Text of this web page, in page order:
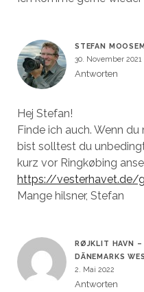
STEFAN
30. November 2021
Antworten
Hej Stefan!
Finde ich auch. Wenn
bist solltest du
kurz vor Ringkøbing
https://vesterhavet.de/
Mange hilsner, Stefan
RØJKLIT HAVN –
DÄNEMARKS
2. Mai 2022
Antworten